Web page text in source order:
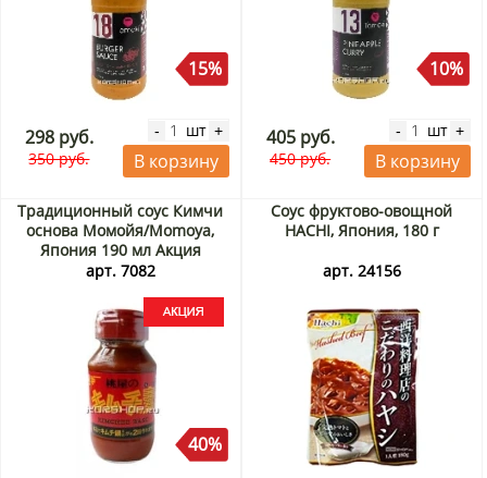
15%
298 руб.
350 руб.
- шт +
В корзину
10%
405 руб.
450 руб.
- шт +
В корзину
Традиционный соус Кимчи
основа Момойя/Momoya,
Япония 190 мл Акция
арт. 7082
40%
Соус фруктово-овощной
HACHI, Япония, 180 г
арт. 24156